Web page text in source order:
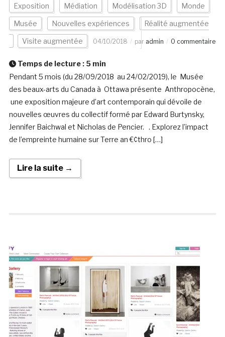
Exposition Médiation Modélisation 3D Monde
Musée Nouvelles expériences Réalité augmentée
Visite augmentée 04/10/2018 par admin 0 commentaire
Temps de lecture : 5 min
Pendant 5 mois (du 28/09/2018 au 24/02/2019), le Musée
des beaux-arts du Canada à Ottawa présente Anthropocène,
une exposition majeure d’art contemporain qui dévoile de
nouvelles œuvres du collectif formé par Edward Burtynsky,
Jennifer Baichwal et Nicholas de Pencier. . Explorez l’impact
de l’empreinte humaine sur Terre an €¢thro […]
Lire la suite →